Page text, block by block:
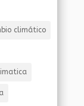
climático